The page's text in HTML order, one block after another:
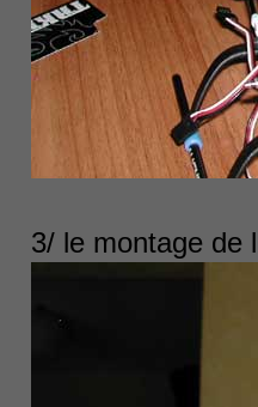
3/ le montage de